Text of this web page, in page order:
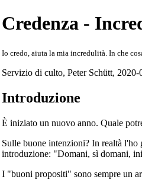
Credenza -
Io credo, aiuta la mia incredulità. In che
Servizio di culto, Peter Schütt, 2020-
Introduzione
È iniziato un nuovo anno. Quale
Sulle buone intenzioni? In realtà
introduzione: "Domani, sì domani,
I "buoni propositi" sono sempre un